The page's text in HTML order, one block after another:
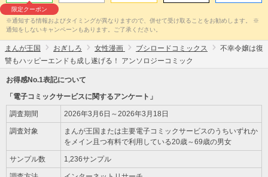
限定クーポン
※通知する情報およびタイミングが異なりますので、併せて受け取ることをお勧めします。 ※
通知をしないキャンペーンもあります。ご了承ください。
まんが王国 おぎしろ 女性漫画 ブシロードコミックス
不幸令嬢は復
讐もハッピーエンドも成し遂げる！ アンソロジーコミック
お得感No.1表記について
「電子コミックサービスに関するアンケート」
調査期間 2026年3月6日～2026年3月18日
調査対象
まんが王国または主要電子コミックサービスのうちいずれか
をメイン且つ有料で利用している20歳～69歳の男女
サンプル数 1,236サンプル